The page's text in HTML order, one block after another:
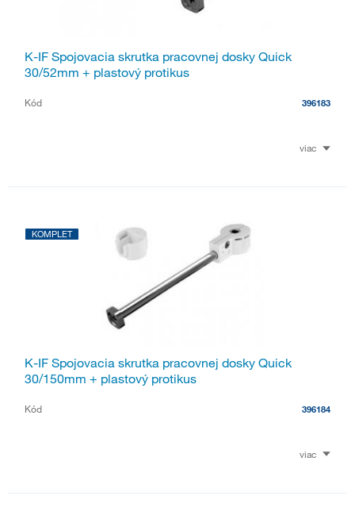
K-IF Spojovacia skrutka pracovnej dosky Quick
30/52mm + plastový protikus
Kód 396183
viac
KOMPLET
K-IF Spojovacia skrutka pracovnej dosky Quick
30/150mm + plastový protikus
Kód 396184
viac